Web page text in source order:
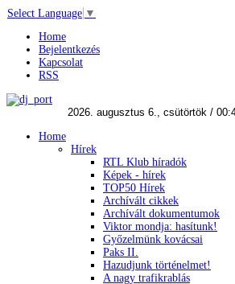
Select Language ▼
Home
Bejelentkezés
Kapcsolat
RSS
Home
Hírek
RTL Klub híradók
Képek - hírek
TOP50 Hírek
Archívált cikkek
Archívált dokumentumok
Viktor mondja: hasítunk!
Győzelmünk kovácsai
Paks II.
Hazudjunk történelmet!
A nagy trafikrablás